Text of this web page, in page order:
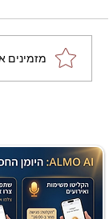
מתכון
שוקולד
מזמינים